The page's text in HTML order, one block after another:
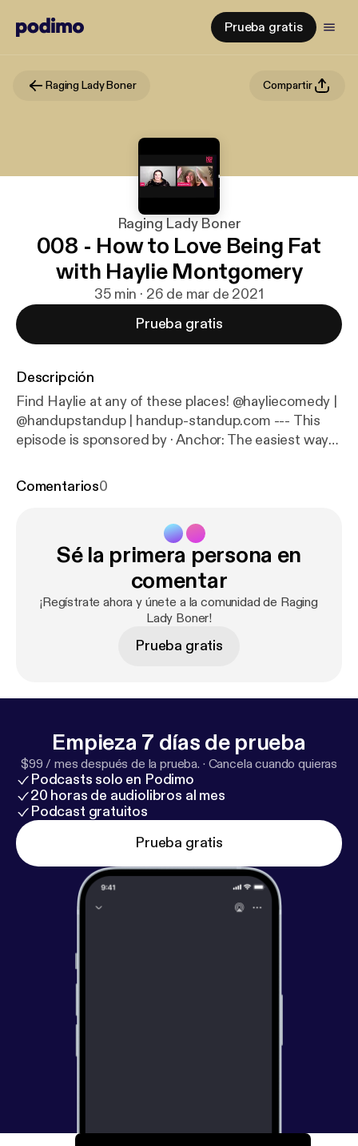
Prueba gratis
Raging Lady Boner Compartir
Raging Lady Boner
008 - How to Love Being Fat
with Haylie Montgomery
35 min · 26 de mar de 2021
Prueba gratis
Descripción
Find Haylie at any of these places! @hayliecomedy |
@handupstandup | handup-standup.com --- This
episode is sponsored by · Anchor: The easiest way
chor.fm/app
Comentarios0
Sé la primera persona en
comentar
¡Regístrate ahora y únete a la comunidad de Raging
Lady Boner!
Prueba gratis
Empieza 7 días de prueba
$99 / mes después de la prueba. · Cancela cuando quieras
Podcasts solo en Podimo
20 horas de audiolibros al mes
Podcast gratuitos
Prueba gratis